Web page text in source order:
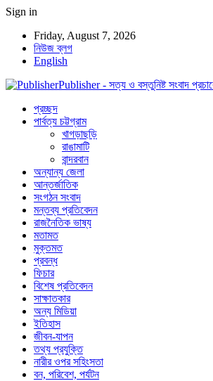
Sign in
Friday, August 7, 2026
নিউজ ব্লগ
English
Publisher - সত্য ও বস্তুনিষ্ট সংবাদ প্রচারে
প্রচ্ছদ
পার্বত্য চট্টগ্রাম
খাগড়াছড়ি
রাঙামাটি
বান্দরবান
অন্যান্য জেলা
আন্তর্জাতিক
সংগঠন সংবাদ
মন্তব্য প্রতিবেদন
রাজনৈতিক ভাষ্য
মতামত
মুক্তমত
প্রবন্ধ
ফিচার
বিশেষ প্রতিবেদন
সাক্ষাতকার
অন্য মিডিয়া
ইতিহাস
জীবন-যাপন
তথ্য প্রযুক্তি
নারীর ওপর সহিংসতা
বন, পরিবেশ, পর্যটন